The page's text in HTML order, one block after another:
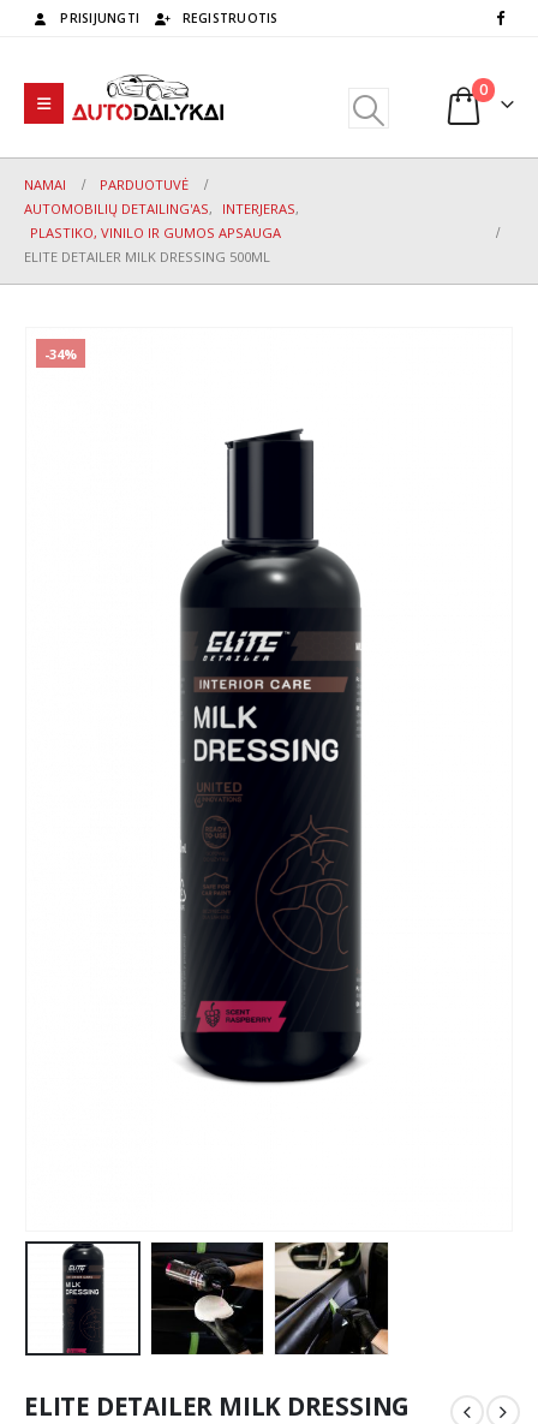
PRISIJUNGTI REGISTRUOTIS
0
NAMAI
PARDUOTUVĖ
AUTOMOBILIŲ DETAILING'AS, INTERJERAS,
PLASTIKO, VINILO IR GUMOS APSAUGA
ELITE DETAILER MILK DRESSING 500ML
-34%
ELITE DETAILER MILK DRESSING